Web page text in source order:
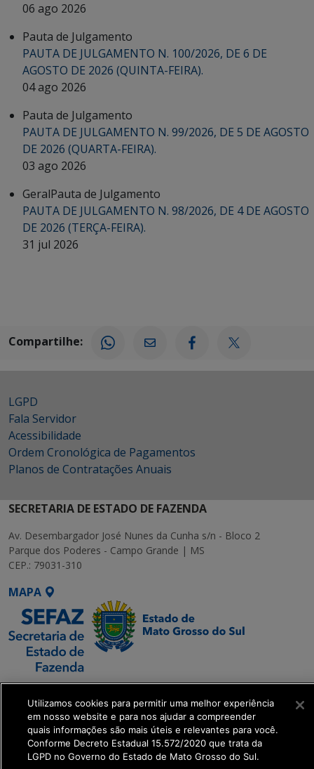
06 ago 2026
Pauta de Julgamento
PAUTA DE JULGAMENTO N. 100/2026, DE 6 DE
AGOSTO DE 2026 (QUINTA-FEIRA).
04 ago 2026
Pauta de Julgamento
PAUTA DE JULGAMENTO N. 99/2026, DE 5 DE AGOSTO
DE 2026 (QUARTA-FEIRA).
03 ago 2026
GeralPauta de Julgamento
PAUTA DE JULGAMENTO N. 98/2026, DE 4 DE AGOSTO
DE 2026 (TERÇA-FEIRA).
31 jul 2026
Compartilhe:
LGPD
Fala Servidor
Acessibilidade
Ordem Cronológica de Pagamentos
Planos de Contratações Anuais
SECRETARIA DE ESTADO DE FAZENDA
Av. Desembargador José Nunes da Cunha s/n - Bloco 2
Parque dos Poderes - Campo Grande | MS
CEP.: 79031-310
MAPA
SETDIG | Secretaria-
Executiva de
Transformação Digital
get_footer();
Utilizamos cookies para permitir uma melhor experiência
em nosso website e para nos ajudar a compreender
quais informações são mais úteis e relevantes para você.
Conforme Decreto Estadual 15.572/2020 que trata da
LGPD no Governo do Estado de Mato Grosso do Sul.